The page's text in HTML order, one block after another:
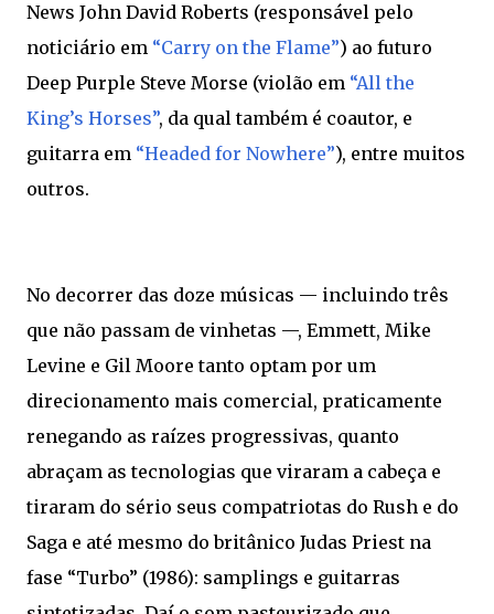
News John David Roberts (responsável pelo
noticiário em “Carry on the Flame”) ao futuro
Deep Purple Steve Morse (violão em “All the
King’s Horses”, da qual também é coautor, e
guitarra em “Headed for Nowhere”), entre muitos
outros.
No decorrer das doze músicas — incluindo três
que não passam de vinhetas —, Emmett, Mike
Levine e Gil Moore tanto optam por um
direcionamento mais comercial, praticamente
renegando as raízes progressivas, quanto
abraçam as tecnologias que viraram a cabeça e
tiraram do sério seus compatriotas do Rush e do
Saga e até mesmo do britânico Judas Priest na
fase “Turbo” (1986): samplings e guitarras